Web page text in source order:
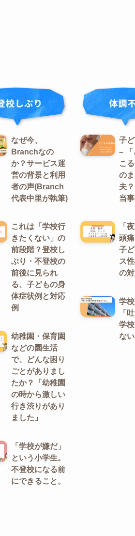
なぜ今、
Branchなの
か？サービス運
営の背景と利用
者の声(Branch
代表中里が執筆)
これは「学校行
きたくない」の
前段階？登校し
ぶり・不登校の
前後に見られ
る、子どもの身
体症状例と対応
例
幼稚園・保育園
などの園生活
で、どんな困り
ごとがありまし
たか？「幼稚園
の時から激しい
行き渋りがあり
ました」
「学校が嫌だ」
という小学生。
不登校になる前
にできること。
子
– 「
こ
の
夫
当
「
頭痛
子
ス
の
学
「
学
ない